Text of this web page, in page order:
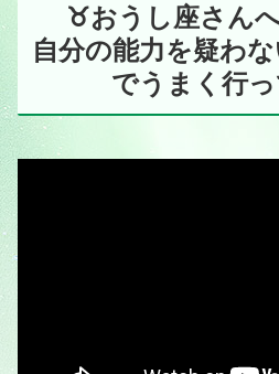
♉️おうし座さん
自分の能力を疑わ
でうまく行